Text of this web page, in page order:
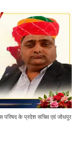
परिषद के प्रदेश सचिव एवं जोधपुर